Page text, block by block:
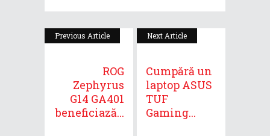
Previous Article
ROG
Zephyrus
G14 GA401
beneficiază...
Next Article
Cumpără un
laptop ASUS
TUF
Gaming...